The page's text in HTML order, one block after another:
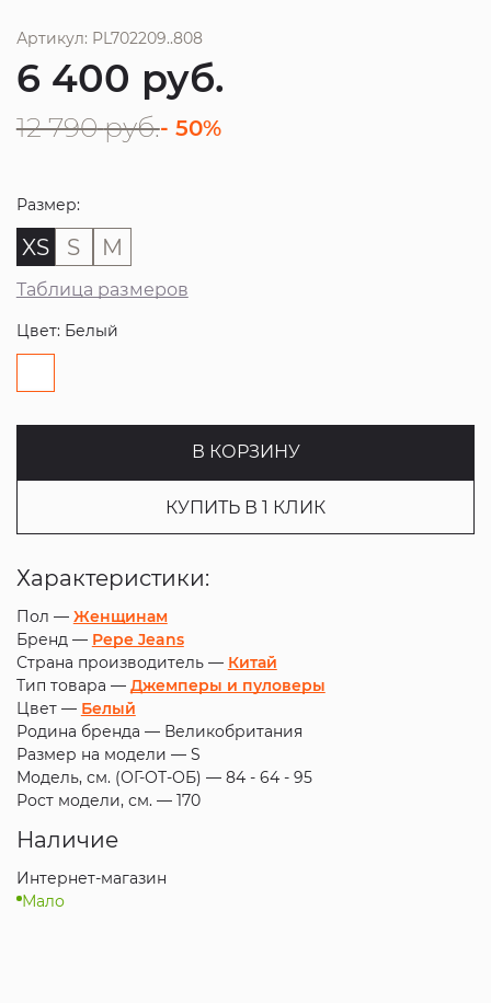
Артикул: PL702209..808
6 400 руб.
12 790 руб.- 50%
Размер:
XS S M
Таблица размеров
Цвет: Белый
В КОРЗИНУ
КУПИТЬ В 1 КЛИК
Характеристики:
Пол — Женщинам
Бренд — Pepe Jeans
Страна производитель — Китай
Тип товара — Джемперы и пуловеры
Цвет — Белый
Родина бренда — Великобритания
Размер на модели — S
Модель, см. (ОГ-ОТ-ОБ) — 84 - 64 - 95
Рост модели, см. — 170
Наличие
Интернет-магазин
Мало